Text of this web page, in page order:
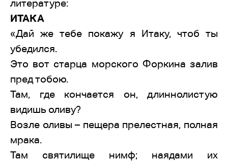
литературе:
ИТАКА
«Дай же тебе покажу я Итаку, чтоб ты
убедился.
Это вот старца морского Форкина залив
пред тобою.
Там, где кончается он, длиннолистую
видишь оливу?
Возле оливы – пещера прелестная, полная
мрака.
Там святилище нимф; наядами их